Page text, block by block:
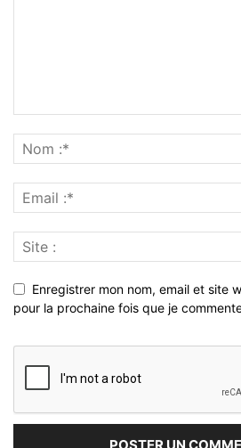
Enregistrer mon nom, email et site
pour la prochaine fois que je